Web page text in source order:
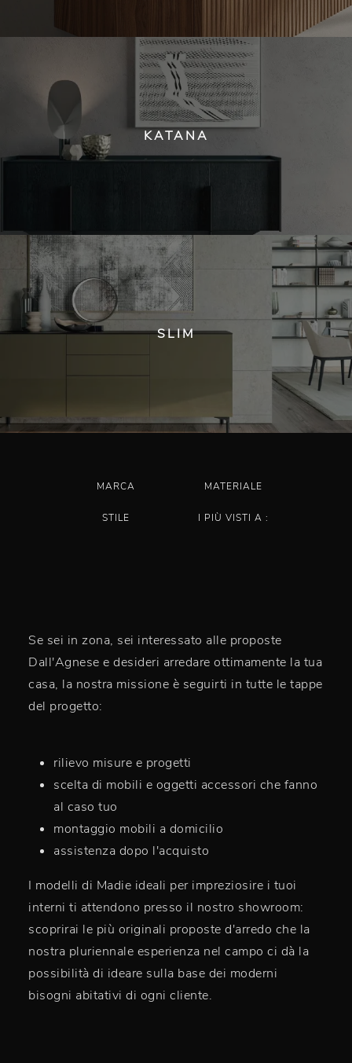
KATANA
SLIM
MARCA MATERIALE
STILE I PIÙ VISTI A :
Se sei in zona, sei interessato alle proposte
Dall'Agnese e desideri arredare ottimamente la tua
casa, la nostra missione è seguirti in tutte le tappe
del progetto:
rilievo misure e progetti
scelta di mobili e oggetti accessori che fanno
al caso tuo
montaggio mobili a domicilio
assistenza dopo l'acquisto
I modelli di Madie ideali per impreziosire i tuoi
interni ti attendono presso il nostro showroom:
scoprirai le più originali proposte d'arredo che la
nostra pluriennale esperienza nel campo ci dà la
possibilità di ideare sulla base dei moderni
bisogni abitativi di ogni cliente.